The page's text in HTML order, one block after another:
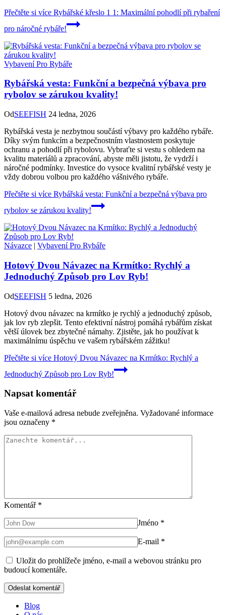
Přečtěte si více Rybářské křeslo 1 1: Maximální pohodlí při rybaření
pro náročné rybáře!
Vybavení Pro Rybáře
Rybářská vesta: Funkční a bezpečná výbava pro
rybolov se zárukou kvality!
OdSEEFISH 24 ledna, 2026
Rybářská vesta je nezbytnou součástí výbavy pro každého rybáře.
Díky svým funkcím a bezpečnostním vlastnostem poskytuje
ochranu a pohodlí při rybolovu. Vybraťte si vestu s ohledem na
kvalitu materiálů a zpracování, abyste měli jistotu, že vydrží i
náročné podmínky. Investice do vysoce kvalitní rybářské vesty je
vždy dobrou volbou pro každého vášnivého rybáře.
Přečtěte si více Rybářská vesta: Funkční a bezpečná výbava pro
rybolov se zárukou kvality!
Návazce | Vybavení Pro Rybáře
Hotový Dvou Návazec na Krmítko: Rychlý a
Jednoduchý Způsob pro Lov Ryb!
OdSEEFISH 5 ledna, 2026
Hotový dvou návazec na krmítko je rychlý a jednoduchý způsob,
jak lov ryb zlepšit. Tento efektivní nástroj pomáhá rybářům získat
větší úlovek bez zbytečné námahy. Zjistěte, jak ho používat k
maximálnímu úspěchu ve vašem rybářském zážitku!
Přečtěte si více Hotový Dvou Návazec na Krmítko: Rychlý a
Jednoduchý Způsob pro Lov Ryb!
Napsat komentář
Vaše e-mailová adresa nebude zveřejněna. Vyžadované informace
jsou označeny *
Komentář *
Jméno *
E-mail *
Uložit do prohlížeče jméno, e-mail a webovou stránku pro
budoucí komentáře.
Blog